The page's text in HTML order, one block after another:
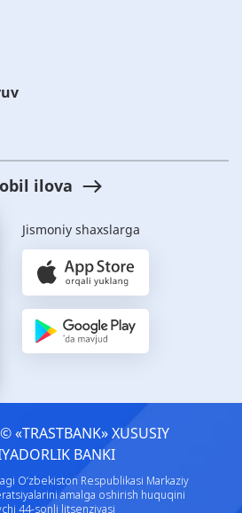
ilova
Jismoniy shaxslarga
«TRASTBANK» ХUSUSIY
BANKI
O‘zbekiston Respublikasi Markaziy
amalga oshirish huquqini
44-sonli litsenziyasi